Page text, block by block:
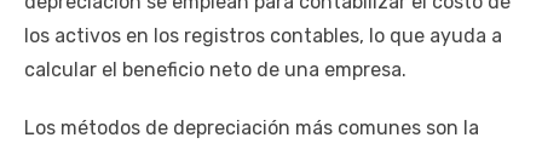
los activos en los registros contables, lo que ayuda a
calcular el beneficio neto de una empresa.
Los métodos de depreciación más comunes son la